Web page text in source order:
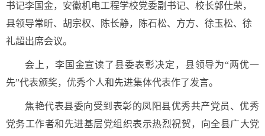
书记李国金，安徽机电工程学校党委副书记、校长郭仕荣，
县领导常昕、胡宗权、陈长静，陈石松、方方、徐玉松、徐
礼超出席会议。
会上，李国金宣读了县委表彰决定，县领导为“两优一
先”代表颁奖，优秀个人和先进集体代表作了发言。
焦艳代表县委向受到表彰的凤阳县优秀共产党员、优秀
党务工作者和先进基层党组织表示热烈祝贺，向全县广大党